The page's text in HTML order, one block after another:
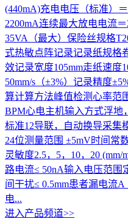
(440mA)充电电压（标准）
2200mA连续最大放电电流
35VA（最大）保险丝规格
式热敏点阵记录记录纸规格
效记录宽度105mm走纸速度
50mm/s（±3%）记录精度
算计算方法峰值检测心率范
BPM心电主机输入方式浮地
标准12导联，自动换导采集
24位测量范围 ±5mV时间常
灵敏度2.5，5，10，20
路电流≤ 50nA输入电压范围
间干扰≤ 0.5mm患者漏电流
电...
进入产品频道>>